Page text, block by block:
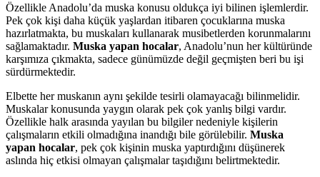
Özellikle Anadolu’da muska konusu oldukça iyi bilinen işlemlerdir.
Pek çok kişi daha küçük yaşlardan itibaren çocuklarına muska
hazırlatmakta, bu muskaları kullanarak musibetlerden korunmalarını
sağlamaktadır. Muska yapan hocalar, Anadolu’nun her kültüründe
karşımıza çıkmakta, sadece günümüzde değil geçmişten beri bu işi
sürdürmektedir.
Elbette her muskanın aynı şekilde tesirli olamayacağı bilinmelidir.
Muskalar konusunda yaygın olarak pek çok yanlış bilgi vardır.
Özellikle halk arasında yayılan bu bilgiler nedeniyle kişilerin
çalışmaların etkili olmadığına inandığı bile görülebilir. Muska
yapan hocalar, pek çok kişinin muska yaptırdığını düşünerek
aslında hiç etkisi olmayan çalışmalar taşıdığını belirtmektedir.